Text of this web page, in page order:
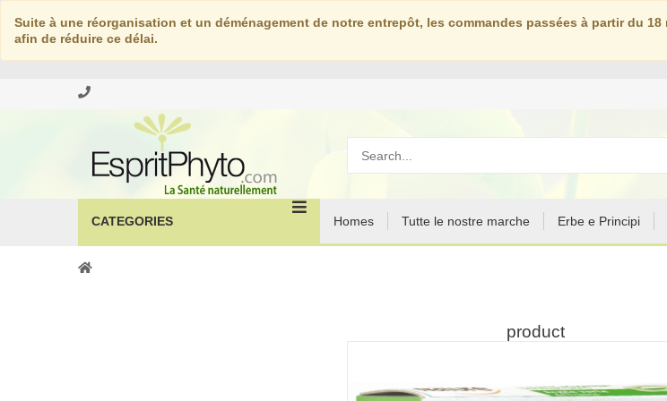
Suite à une réorganisation et un déménagement de notre entrepôt, les commandes passées à partir du
afin de réduire ce délai.
CATEGORIES Homes Tutte le nostre marche Erbe e Principi
product